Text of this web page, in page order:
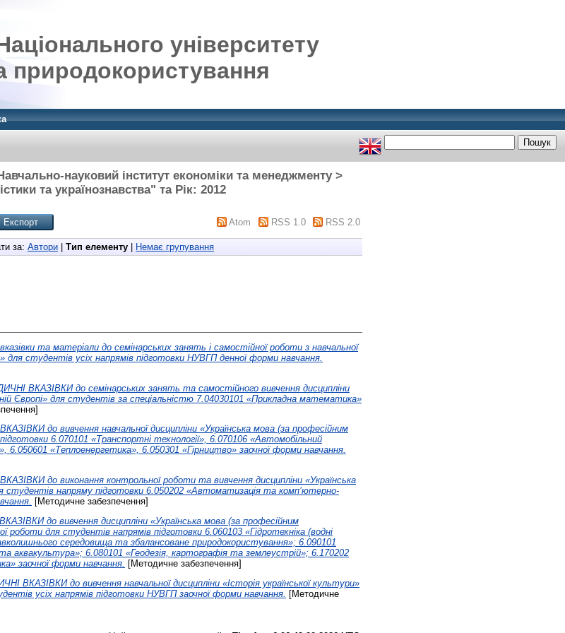
університету
природокористування
науковий інститут економіки та менеджменту >
та українознавства" та Рік: 2012
Atom RSS 1.0 RSS 2.0
за: Автори Тип елементу Немає групування
та матеріали до семінарських занять і самостійної роботи з навчальної
для студентів усіх напрямів підготовки НУВГП денної форми навчання.
ВКАЗІВКИ до семінарських занять та самостійного вивчення дисципліни
Європі» для студентів за спеціальністю 7.04030101 «Прикладна математика»
до вивчення навчальної дисципліни «Українська мова (за професійним
6.070101 «Транспортні технології», 6.070106 «Автомобільний
«Теплоенергетика», 6.050301 «Гірництво» заочної форми навчання.
до виконання контрольної роботи та вивчення дисципліни «Українська
студентів напряму підготовки 6.050202 «Автоматизація та комп’ютерно-
[Методичне забезпечення]
до вивчення дисципліни «Українська мова (за професійним
для студентів напрямів підготовки 6.060103 «Гідротехніка (водні
середовища та збалансоване природокористування»; 6.090101
аквакультура»; 6.080101 «Геодезія, картографія та землеустрій»; 6.170202
заочної форми навчання.
[Методичне забезпечення]
ВКАЗІВКИ до вивчення навчальної дисципліни «Історія української культури»
усіх напрямів підготовки НУВГП заочної форми навчання.
[Методичне